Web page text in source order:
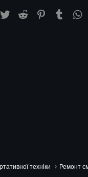
Twitter Reddit PinterestTumblr
техніки Ремонт